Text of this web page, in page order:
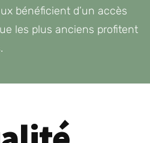
bénéficient d’un accès
les plus anciens profitent